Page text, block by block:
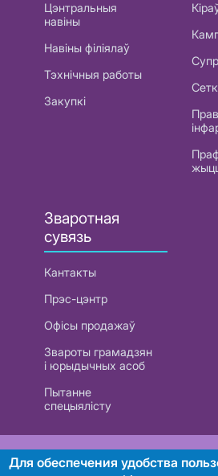
Цэнтральныя
навіны
Навіны філіялаў
Тэхнічныя работы
Закупкі
Зваротная
сувязь
Кантакты
Прэс-цэнтр
Офісы продажаў
Звароты грамадзян
і юрыдычных асоб
Пытанне
спецыялісту
РУП «Белтэлекам». УНП 101007741
Для обеспечения удобства